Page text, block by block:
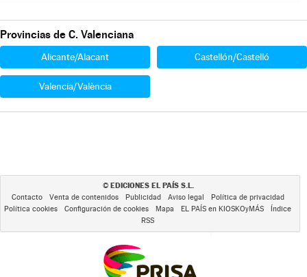
Provincias de C. Valenciana
Alicante/Alacant Castellón/Castelló
Valencia/València
© EDICIONES EL PAÍS S.L.
Contacto Venta de contenidos Publicidad Aviso legal
Política de privacidad
Política cookies
Configuración de cookies Mapa EL PAÍS en KIOSKOyMÁS
Índice
RSS